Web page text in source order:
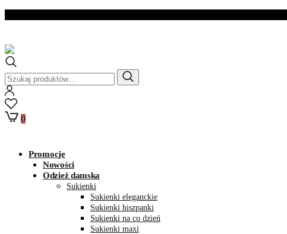
Szukaj:
0
Promocje
Nowości
Odzież damska
Sukienki
Sukienki eleganckie
Sukienki hiszpanki
Sukienki na co dzień
Sukienki maxi